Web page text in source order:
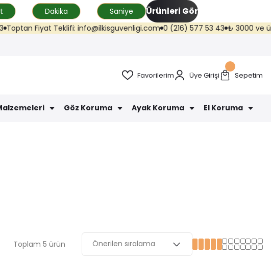
Dakika Saniye Ürünleri Gör
Fiyat Teklifi: info@ilkisguvenligi.com 0 (216) 577 53 43 ₺ 3000 ve üzeri
Favorilerim Üye Girişi Sepetim
Göz Koruma Ayak Koruma El Koruma
Toplam 5 ürün